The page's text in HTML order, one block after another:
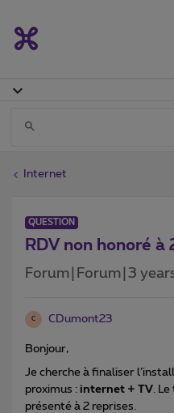
Internet
QUESTION
RDV non honoré à
Forum|Forum|3
C CDumont23
Bonjour,
Je cherche à finaliser
proximus : internet + TV .
présenté à 2 reprises.